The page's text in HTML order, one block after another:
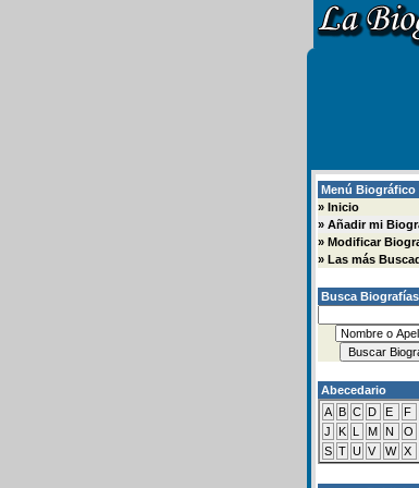
Menú Biográfico
» Inicio
» Añadir mi
» Modificar
» Las más
Busca Biografías
Abecedario
A B C D E F
J
K L M N O
S T U V W X